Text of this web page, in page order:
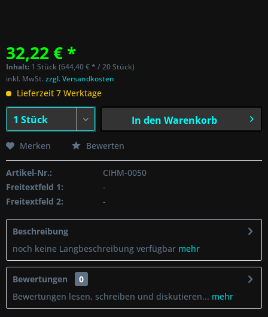
32,22 € *
Inhalt: 1 Stück (644,40 € * / 20 Stück)
inkl. MwSt.zzgl. Versandkosten
Lieferzeit 7 Werktage
In den Warenkorb
Merken Bewerten
Artikel-Nr.:
CIHM-0050
Freitextfeld 1:
-
Freitextfeld 2:
-
Beschreibung
noch keine Langbeschreibung verfügbar mehr
Bewertungen
0
Bewertungen lesen, schreiben und diskutieren... mehr